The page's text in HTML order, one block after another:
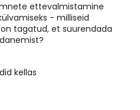
ettevalmistamine
- milliseid
tagatud, et suurendada
kellas